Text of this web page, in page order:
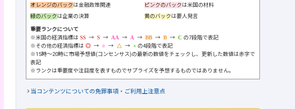
オレンジのバックは金融政策関連 ピンクのバックは米国の材料
緑のバックは企業の決算 黄のバックは要人発言
重要ランクについて
※米国の経済指標は
→ → → → → →
の7段階で表記
※その他の経済指標は
→ → →
の4段階で表記
※15時～20時に市場予想値(コンセンサス)の最新の数値をチェックし、更新した数値は赤字で
表記
※ランクは重要度や注目度を表すものでサプライズを予想するものではありません。
当コンテンツについての免罪事項・ご利用上注意点